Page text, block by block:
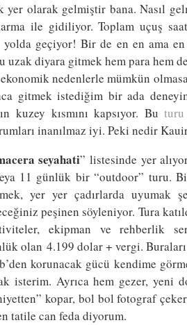
olarak gelmiştir bana. Nasıl
ile gidiliyor. Toplam uçuş
geçiyor! Bir de en en ama en
diyara gitmek hem para hem
nedenlerle mümkün
gitmek istediğim bir ada
kuzey kısmını kapsıyor. Buturu
inanılmaz iyi. Peki nedir
seyahati” listesinde yer
11 günlük bir “outdoor” turu.
yer yer çadırlarda uyumak
peşinen söyleniyor. Tura
ekipman ve rehberlik
olan 4.199 dolar + vergi.
korunacak gücü kendime
isterim. Ayrıca hem gezer, yeni
kopar, bol bol fotograf
tatile can feda diyorum.